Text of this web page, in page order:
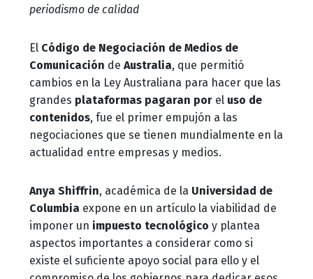
periodismo de calidad
El Código de Negociación de Medios de
Comunicación de Australia, que permitió
cambios en la Ley Australiana para hacer que las
grandes plataformas pagaran por el uso de
contenidos, fue el primer empujón a las
negociaciones que se tienen mundialmente en la
actualidad entre empresas y medios.
Anya Shiffrin, académica de la Universidad de
Columbia expone en un artículo la viabilidad de
imponer un impuesto tecnológico y plantea
aspectos importantes a considerar como si
existe el suficiente apoyo social para ello y el